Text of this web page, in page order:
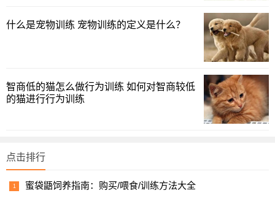
宠物经网温馨提示：宠主饲养宠物兔一定要给予其更多的
耐心，经过一定时间的悉心训练之后，你家宠物兔也是会很
什么是宠物训练 宠物训练的定义是什么？
智商低的猫怎么做行为训练 如何对智商较低
的猫进行行为训练
点击排行
蜜袋鼯饲养指南：购买/喂食/训练方法大全